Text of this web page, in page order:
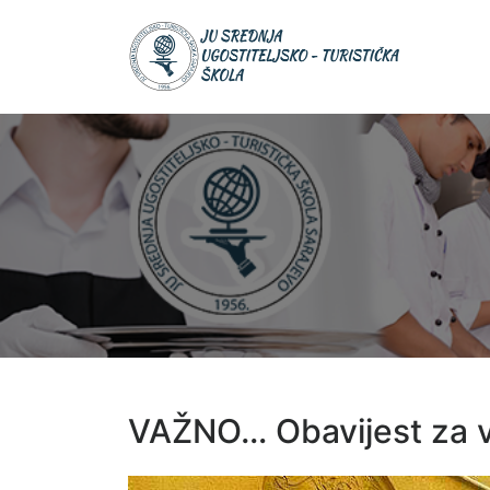
VAŽNO… Obavijest za